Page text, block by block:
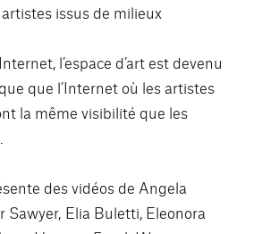
issus de milieux
l’espace d’art est devenu
que l’Internet où les artistes
la même visibilité que les
des vidéos de Angela
Sawyer, Elia Buletti, Eleonora